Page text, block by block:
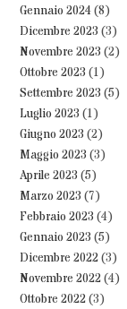
Gennaio 2024(8)
Dicembre 2023 (3)
Novembre 2023 (2)
Ottobre 2023 (1)
Settembre 2023 (5)
Luglio 2023 (1)
Giugno 2023 (2)
Maggio 2023 (3)
Aprile 2023 (5)
Marzo 2023 (7)
Febbraio 2023 (4)
Gennaio 2023 (5)
Dicembre 2022(3)
Novembre 2022(4)
Ottobre 2022(3)